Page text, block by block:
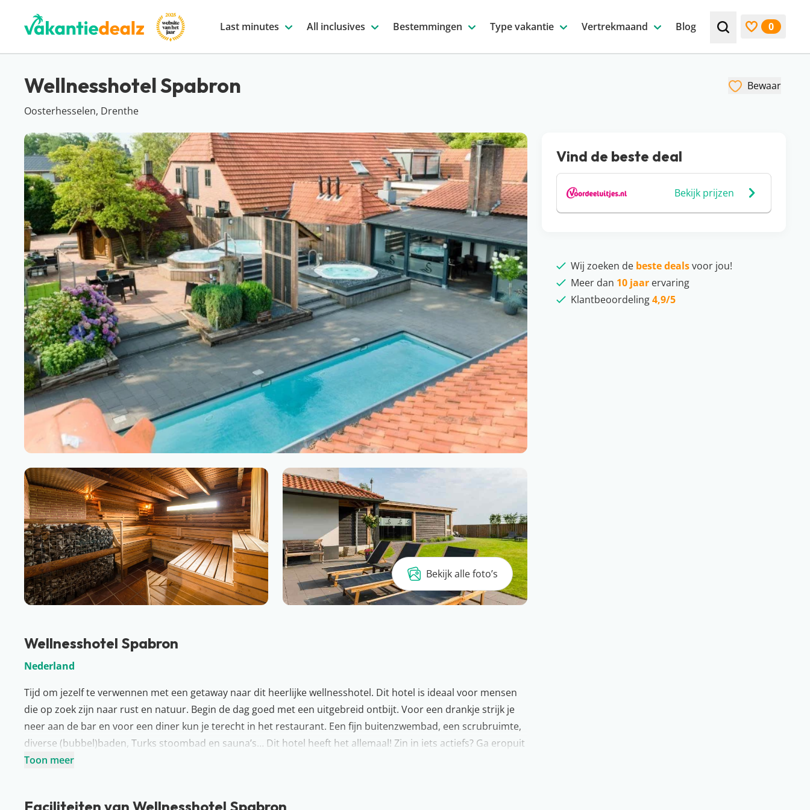
Last minutes All inclusives Bestemmingen Type vakantie Vertrekmaand Blog Zoek bijv. een
0
Wellnesshotel Spabron
Oosterhesselen, Drenthe
Bewaar
Bekijk alle foto’s
Wellnesshotel Spabron
Nederland
Tijd om jezelf te verwennen met een getaway naar dit heerlijke wellnesshotel. Dit hotel is ideaal voor mensen
die op zoek zijn naar rust en natuur. Begin de dag goed met een uitgebreid ontbijt. Voor een drankje strijk je
neer aan de bar en voor een diner kun je terecht in het restaurant. Een fijn buitenzwembad, een scrubruimte,
diverse (bubbel)baden, Turks stoombad en sauna’s… Dit hotel heeft het allemaal! Zin in iets actiefs? Ga eropuit
voor een wandeling of fietstocht door het natuurgebied De Hondsrug. Dit wordt genieten!
Toon meer
Vind de beste deal
Bekijk prijzen
Wij zoeken de beste dealsvoor jou!
Meer dan 10 jaarervaring
Klantbeoordeling4,9/5